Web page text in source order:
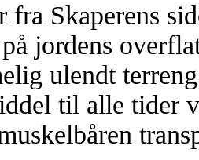
fra Skaperens
jordens
ulendt
til alle tider